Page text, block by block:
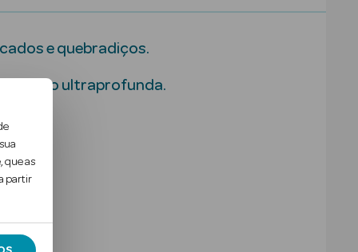
que as
partir
e quebradiços.
ultraprofunda.